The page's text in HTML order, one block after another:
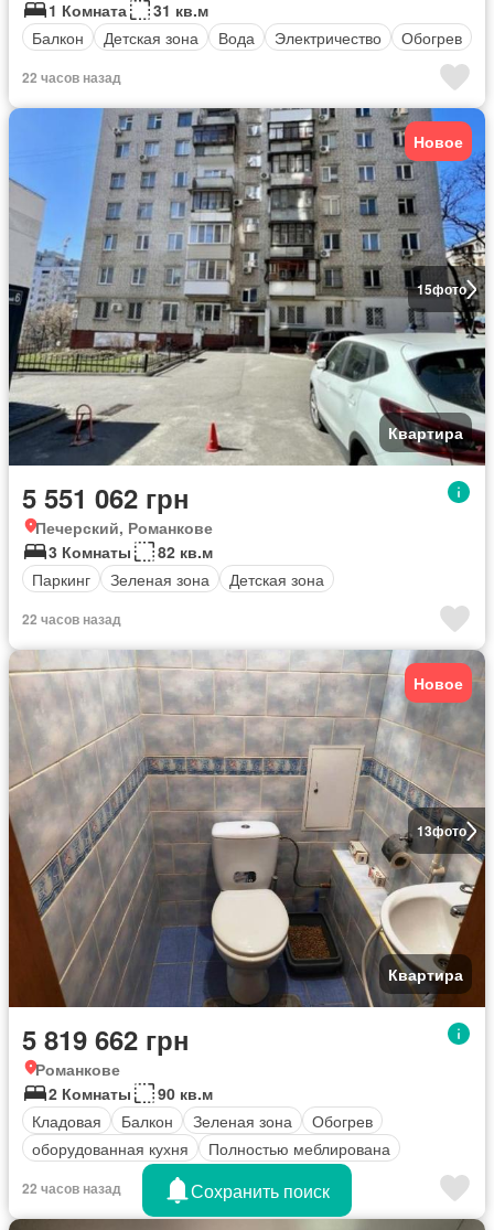
1 Комната
31 кв.м
Балкон
Детская зона Вода Электричество Обогрев
22 часов назад
15фото
Новое
Квартира
5 551 062 грн
Печерский, Романкове
3 Комнаты
82 кв.м
Паркинг
Зеленая зона Детская зона
22 часов назад
13фото
Новое
Квартира
5 819 662 грн
Романкове
2 Комнаты
90 кв.м
Кладовая
Балкон Зеленая зона
Обогрев
оборудованная кухня
Полностью меблирована
22 часов назад Сохранить поиск